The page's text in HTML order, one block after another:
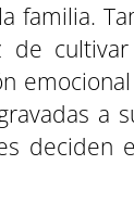
familia.
de
a
deciden